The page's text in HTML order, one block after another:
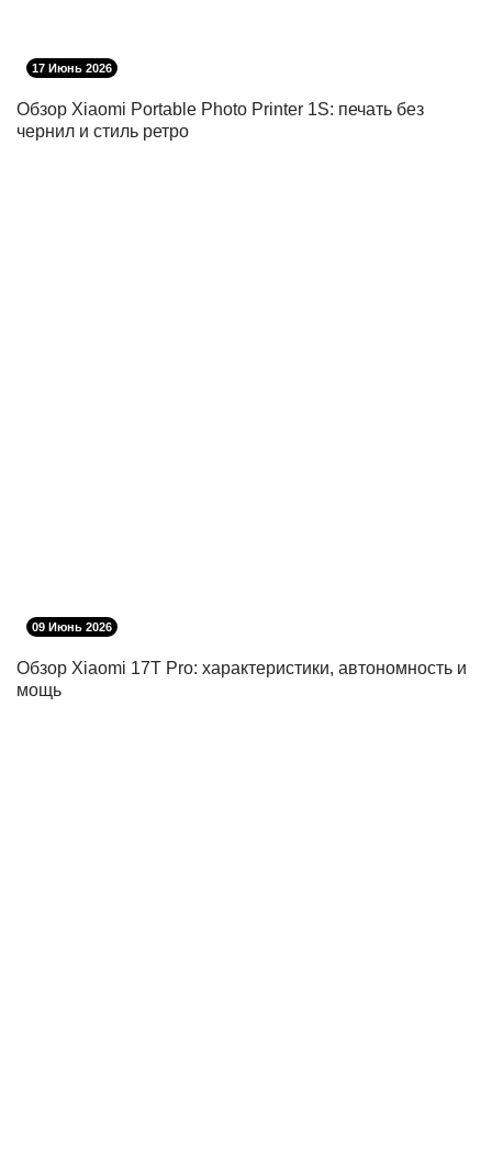
17 Июнь 2026
Обзор Xiaomi Portable Photo Printer 1S: печать без
чернил и стиль ретро
09 Июнь 2026
Обзор Xiaomi 17T Pro: характеристики, автономность и
мощь